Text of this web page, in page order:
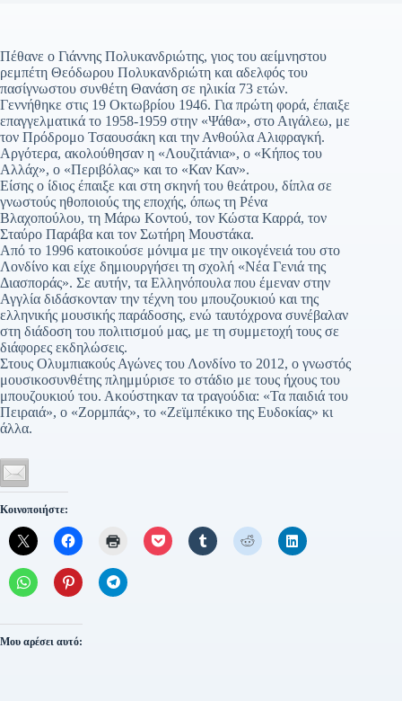
Πέθανε ο Γιάννης Πολυκανδριώτης, γιος του αείμνηστου
ρεμπέτη Θεόδωρου Πολυκανδριώτη και αδελφός του
πασίγνωστου συνθέτη Θανάση σε ηλικία 73 ετών.
Γεννήθηκε στις 19 Οκτωβρίου 1946. Για πρώτη φορά, έπαιξε
επαγγελματικά το 1958-1959 στην «Ψάθα», στο Αιγάλεω, με
τον Πρόδρομο Τσαουσάκη και την Ανθούλα Αλιφραγκή.
Αργότερα, ακολούθησαν η «Λουζιτάνια», ο «Κήπος του
Αλλάχ», ο «Περιβόλας» και το «Καν Καν».
Είσης ο ίδιος έπαιξε και στη σκηνή του θεάτρου, δίπλα σε
γνωστούς ηθοποιούς της εποχής, όπως τη Ρένα
Βλαχοπούλου, τη Μάρω Κοντού, τον Κώστα Καρρά, τον
Σταύρο Παράβα και τον Σωτήρη Μουστάκα.
Από το 1996 κατοικούσε μόνιμα με την οικογένειά του στο
Λονδίνο και είχε δημιουργήσει τη σχολή «Νέα Γενιά της
Διασποράς». Σε αυτήν, τα Ελληνόπουλα που έμεναν στην
Αγγλία διδάσκονταν την τέχνη του μπουζουκιού και της
ελληνικής μουσικής παράδοσης, ενώ ταυτόχρονα συνέβαλαν
στη διάδοση του πολιτισμού μας, με τη συμμετοχή τους σε
διάφορες εκδηλώσεις.
Στους Ολυμπιακούς Αγώνες του Λονδίνο το 2012, ο γνωστός
μουσικοσυνθέτης πλημμύρισε το στάδιο με τους ήχους του
μπουζουκιού του. Ακούστηκαν τα τραγούδια: «Τα παιδιά του
Πειραιά», ο «Ζορμπάς», το «Ζεϊμπέκικο της Ευδοκίας» κι
άλλα.
Κοινοποιήστε:
Μου αρέσει αυτό: